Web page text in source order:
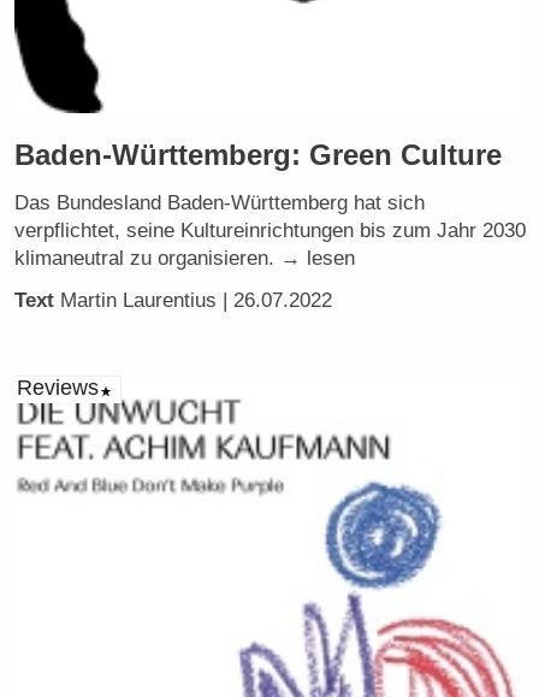
Baden-Württemberg: Green Culture
Das Bundesland Baden-Württemberg hat sich
verpflichtet, seine Kultureinrichtungen bis zum Jahr 2030
klimaneutral zu organisieren. → lesen
Text Martin Laurentius | 26.07.2022
Reviews